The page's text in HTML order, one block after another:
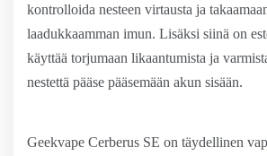
kontrolloida nesteen virtausta ja
laadukkaamman imun. Lisäksi siinä on
käyttää torjumaan likaantumista ja
nestettä pääse pääsemään akun sisään.
Geekvape Cerberus SE on täydellinen